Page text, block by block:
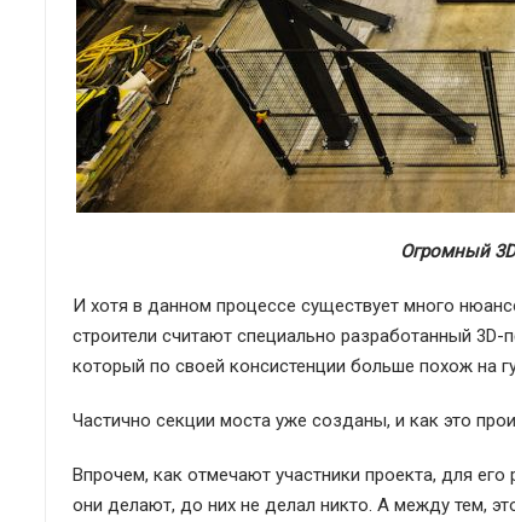
Огромный
И хотя в данном процессе существует много
строители считают специально разработанный
который по своей консистенции больше похож на
Частично секции моста уже созданы, и как это
Впрочем, как отмечают участники проекта, для
они делают, до них не делал никто. А между тем,